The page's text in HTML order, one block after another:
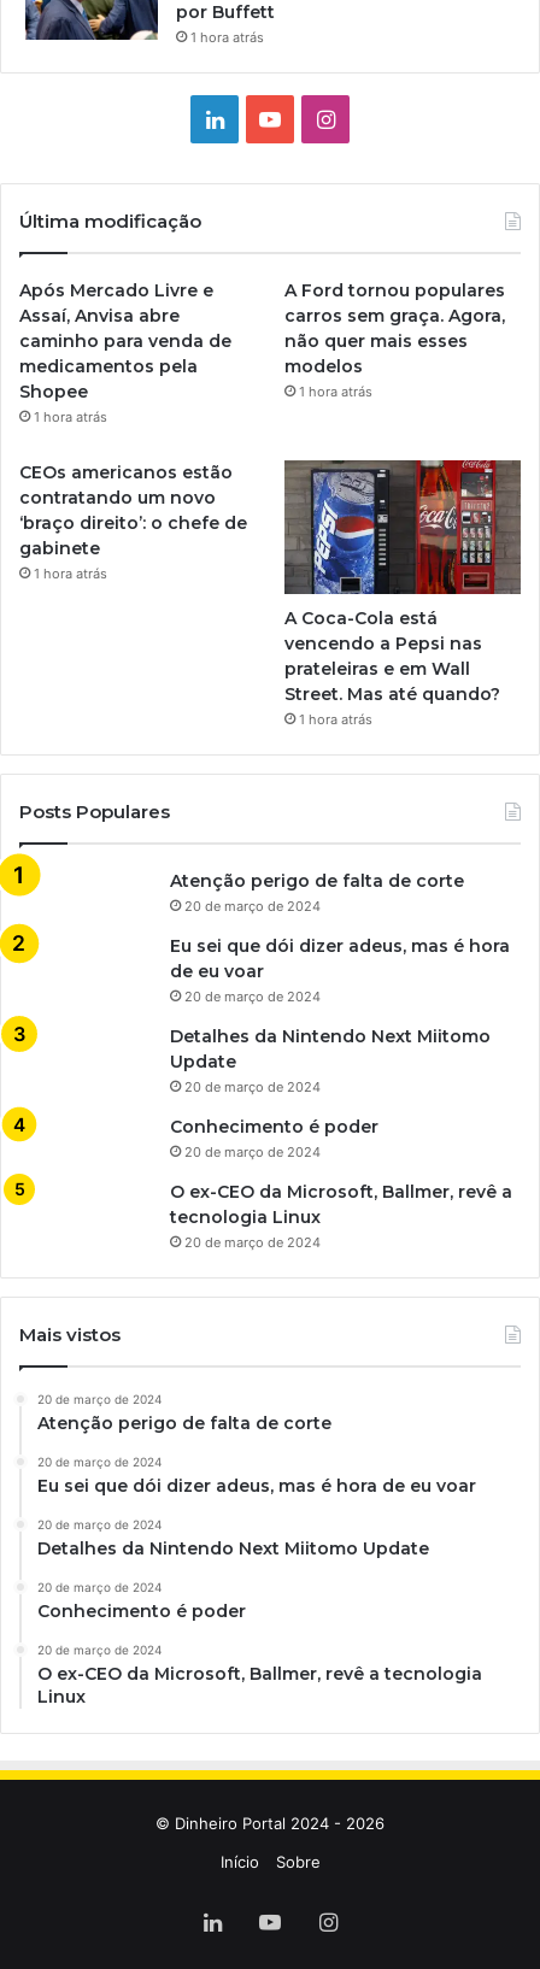
por Buffett
1 hora atrás
LinkedinYouTubeInstagram
Última modificação
Após Mercado Livre e
Assaí, Anvisa abre
caminho para venda de
medicamentos pela
Shopee
1 hora atrás
A Ford tornou populares
carros sem graça. Agora,
não quer mais esses
modelos
1 hora atrás
CEOs americanos estão
contratando um novo
‘braço direito’: o chefe de
gabinete
1 hora atrás
A Coca-Cola está
vencendo a Pepsi nas
prateleiras e em Wall
Street. Mas até quando?
1 hora atrás
Posts Populares
Atenção perigo de falta de corte
20 de março de 2024
Eu sei que dói dizer adeus, mas é hora
de eu voar
20 de março de 2024
Detalhes da Nintendo Next Miitomo
Update
20 de março de 2024
Conhecimento é poder
20 de março de 2024
O ex-CEO da Microsoft, Ballmer, revê a
tecnologia Linux
20 de março de 2024
Mais vistos
20 de março de 2024
Atenção perigo de falta de corte
20 de março de 2024
Eu sei que dói dizer adeus, mas é hora de eu voar
20 de março de 2024
Detalhes da Nintendo Next Miitomo Update
20 de março de 2024
Conhecimento é poder
20 de março de 2024
O ex-CEO da Microsoft, Ballmer, revê a tecnologia
Linux
© Dinheiro Portal 2024 - 2026
Início
Sobre
LinkedinYouTubeInstagram